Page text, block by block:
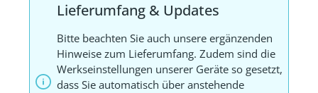
Lieferumfang & Updates
Bitte beachten Sie auch unsere ergänzenden
Hinweise zum Lieferumfang. Zudem sind die
Werkseinstellungen unserer Geräte so gesetzt,
dass Sie automatisch über anstehende